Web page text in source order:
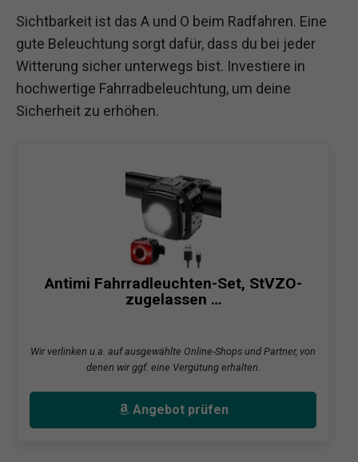
Sichtbarkeit ist das A und O beim Radfahren. Eine
gute Beleuchtung sorgt dafür, dass du bei jeder
Witterung sicher unterwegs bist. Investiere in
hochwertige Fahrradbeleuchtung, um deine
Sicherheit zu erhöhen.
Antimi Fahrradleuchten-Set, StVZO-
zugelassen …
Wir verlinken u.a. auf ausgewählte Online-Shops und Partner, von
denen wir ggf. eine Vergütung erhalten.
Angebot prüfen